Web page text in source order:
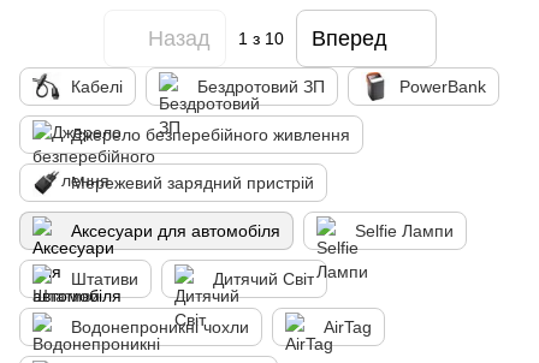
Назад 1з 10 Вперед
Кабелі Бездротовий ЗП PowerBank
Джерело безперебійного живлення
Мережевий зарядний пристрій
Аксесуари для автомобіля Selfie Лампи
Штативи Дитячий Світ
Водонепроникні чохли AirTag